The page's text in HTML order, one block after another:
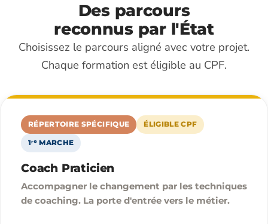
Des parcours
reconnus par l'État
Choisissez le parcours aligné avec votre projet.
Chaque formation est éligible au CPF.
RÉPERTOIRE SPÉCIFIQUE ÉLIGIBLE CPF
1ʳᵉ MARCHE
Coach Praticien
Accompagner le changement par les techniques
de coaching. La porte d'entrée vers le métier.